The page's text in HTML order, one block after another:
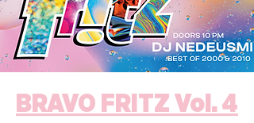
BRAVO FRITZ Vol. 4